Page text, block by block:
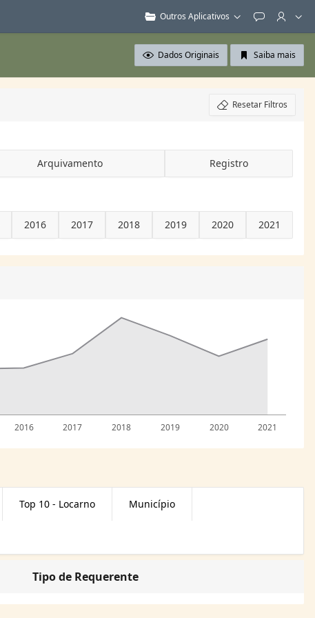
Outros Aplicativos Feedback
Dados Originais Saiba mais
Resetar Filtros
Arquivamento Registro
2016 2017 2018 2019 2020 2021
2016 2017 2018 2019 2020 2021
Top 10 - Locarno Município
Tipo de Requerente